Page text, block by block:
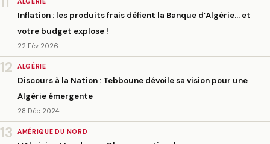
Inflation : les produits frais défient la Banque d’Algérie… et
votre budget explose !
22 Fév 2026
12 ALGÉRIE
Discours à la Nation : Tebboune dévoile sa vision pour une
Algérie émergente
28 Déc 2024
13 AMÉRIQUE DU NORD